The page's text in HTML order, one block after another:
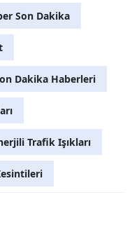
Manisa
Mardin
Muş
Nevşehir
Niğde
Son Dakika
Dakika Haberleri
Trafik Işıkları